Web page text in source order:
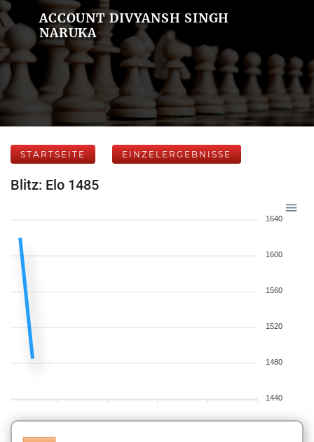
ACCOUNT DIVYANSH SINGH
NARUKA
STARTSEITE EINZELERGEBNISSE
Blitz: Elo 1485
1640
1600
1560
1520
1480
1440